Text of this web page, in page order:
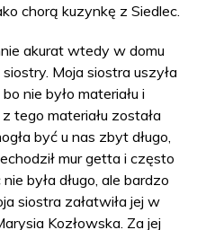
chorą kuzynkę z Siedlec.
akurat wtedy w domu
Moja siostra uszyła
nie było materiału i
tego materiału została
być u nas zbyt długo,
mur getta i często
była długo, ale bardzo
siostra załatwiła jej w
Kozłowska. Za jej